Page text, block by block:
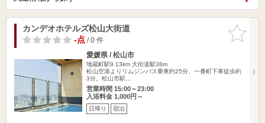
お気に入
りに追加
カンデオホテルズ松山大街道
-点/ 0 件
愛媛県 / 松山市
地蔵町駅9.13km 大街道駅38m
松山空港よりリムジンバス乗車約25分、一番町下車徒歩約
3分。松山市駅…
営業時間 15:00～23:00
入浴料金 1,000円～
日帰り 宿泊